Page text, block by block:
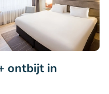
ontbijt in